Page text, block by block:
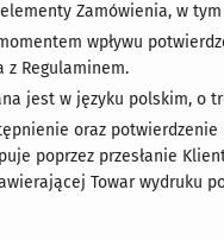
Zamówienia, w
wpływu
z Regulaminem.
jest w języku polskim, o
oraz
poprzez przesłanie
Towar wydruku